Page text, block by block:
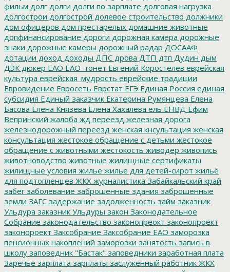
фильм долг долги долги по зарплате долговая нагрузка
долгострои долгострой долевое строительство должники
дом офицеров дом престарелых домашние животные
допфинансирование дороги дорожная камера дорожные
знаки дорожные камеры дорожный радар ДОСААФ
дотации доход доходы ДПС дрова ДТП дтп Дудин дым
ДЭК дюкер ЕАО ЕАО_тонет Евгений Коростелев еврейская
культура еврейская_мудрость еврейские традиции
Евровидение Евросеть Еврстат ЕГЭ Единая Россия единая
субсидия Единый заказчик Екатерина Румянцева Елена
Басова Елена Князева Елена Хахалева ель ЕНВД Ефим
Вепринский жалоба жд переезд железная дорога
железнодорожный переезд женская кнсультация женская
консультация жестокое обращение с детьми жестокое
обращение с животными жестокость живодер живопись
животноводство животные жилищные сертификаты
жилищные условия жилье жилье для детей-сирот жильё
для подтопленцев ЖКХ журналистика Забайкальский край
забег заболевание заброшенные здания заброшенные
земли ЗАГС задержание задолженность займ заказник
Ульдура заказник Ульдуры закон Законодательное
Собрание законодательство законопреокт законопроект
законороект Заксобрание Заксобрание ЕАО заморозка
пенсионных накоплений заморозки занятость запись в
школу заповедник "Бастак" заповедники заработная плата
Заречье зарплата зарплаты заслуженный работник ЖКХ